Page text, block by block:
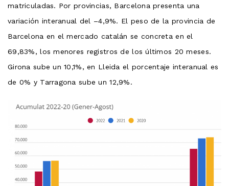
matriculadas. Por provincias, Barcelona presenta una
variación interanual del –4,9%. El peso de la provincia de
Barcelona en el mercado catalán se concreta en el
69,83%, los menores registros de los últimos 20 meses.
Girona sube un 10,1%, en Lleida el porcentaje interanual es
de 0% y Tarragona sube un 12,9%.